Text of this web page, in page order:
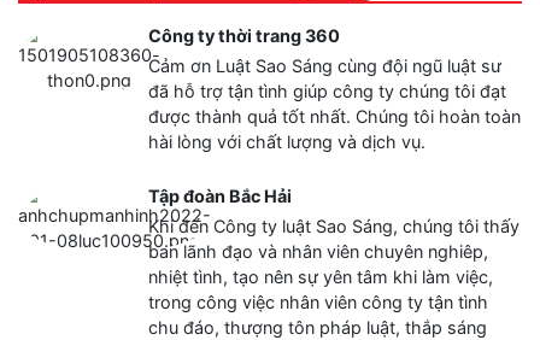
Công ty thời trang 360
Cảm ơn Luật Sao Sáng cùng đội ngũ luật sư
đã hỗ trợ tận tình giúp công ty chúng tôi đạt
được thành quả tốt nhất. Chúng tôi hoàn toàn
hài lòng với chất lượng và dịch vụ.
Tập đoàn Bắc Hải
Khi đến Công ty luật Sao Sáng, chúng tôi thấy
ban lãnh đạo và nhân viên chuyên nghiêp,
nhiệt tình, tạo nên sự yên tâm khi làm việc,
trong công việc nhân viên công ty tận tình
chu đáo, thượng tôn pháp luật, thắp sáng